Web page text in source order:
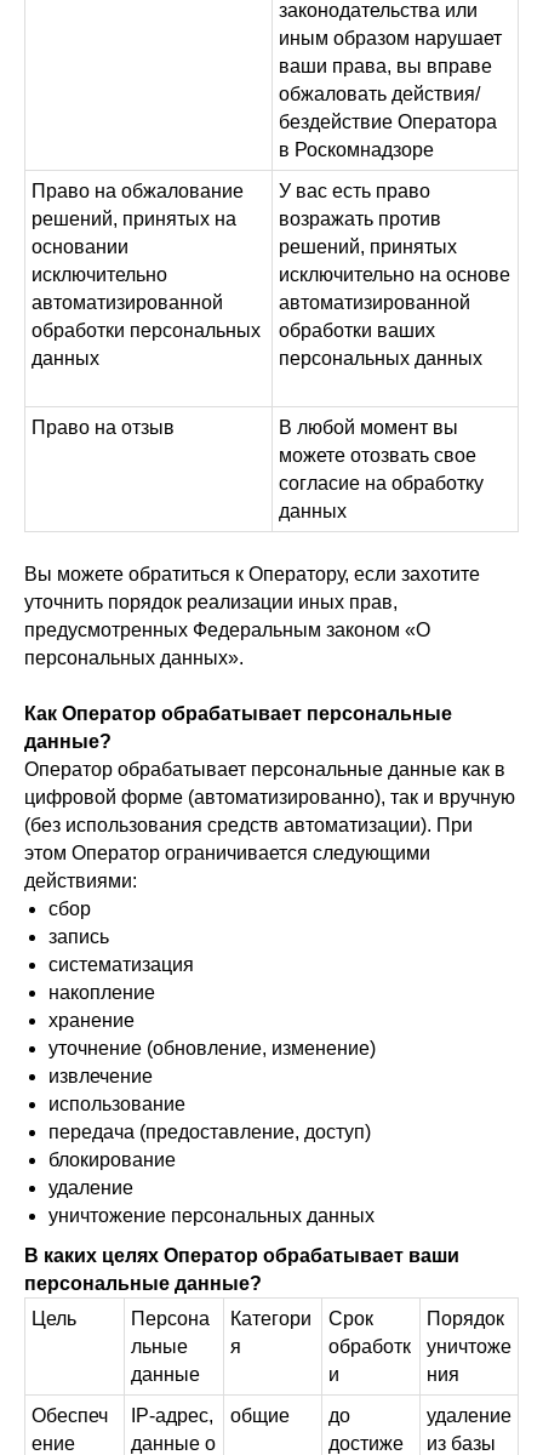
законодательства или
иным образом нарушает
ваши права, вы вправе
обжаловать действия/
бездействие Оператора
в Роскомнадзоре
Право на обжалование
решений, принятых на
основании
исключительно
автоматизированной
обработки персональных
данных
У вас есть право
возражать против
решений, принятых
исключительно на основе
автоматизированной
обработки ваших
персональных данных
Право на отзыв
В любой момент вы
можете отозвать свое
согласие на обработку
данных
Вы можете обратиться к Оператору, если захотите
уточнить порядок реализации иных прав,
предусмотренных Федеральным законом «О
персональных данных».
Как Оператор обрабатывает персональные
данные?
Оператор обрабатывает персональные данные как в
цифровой форме (автоматизированно), так и вручную
(без использования средств автоматизации). При
этом Оператор ограничивается следующими
действиями:
сбор
запись
систематизация
накопление
хранение
уточнение (обновление, изменение)
извлечение
использование
передача (предоставление, доступ)
блокирование
удаление
уничтожение персональных данных
В каких целях Оператор обрабатывает ваши
персональные данные?
Цель
Персона
льные
данные
Категори
я
Срок
обработк
и
Порядок
уничтоже
ния
Обеспеч
ение
IP-адрес,
данные о
общие
до
достиже
удаление
из базы